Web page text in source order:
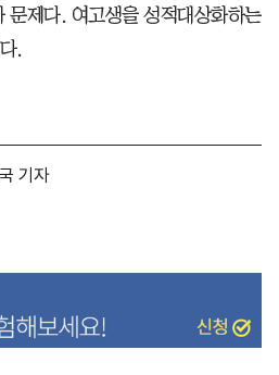
문제다. 여고생을 성적대상화하는
.
기자